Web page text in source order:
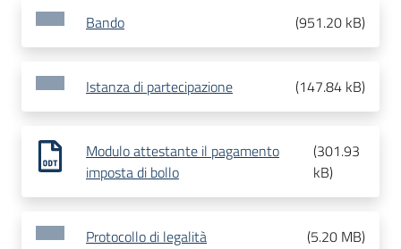
Bando (951.20 kB)
Istanza di partecipazione (147.84 kB)
Modulo attestante il pagamento
imposta di bollo
(301.93
kB)
Protocollo di legalità (5.20 MB)